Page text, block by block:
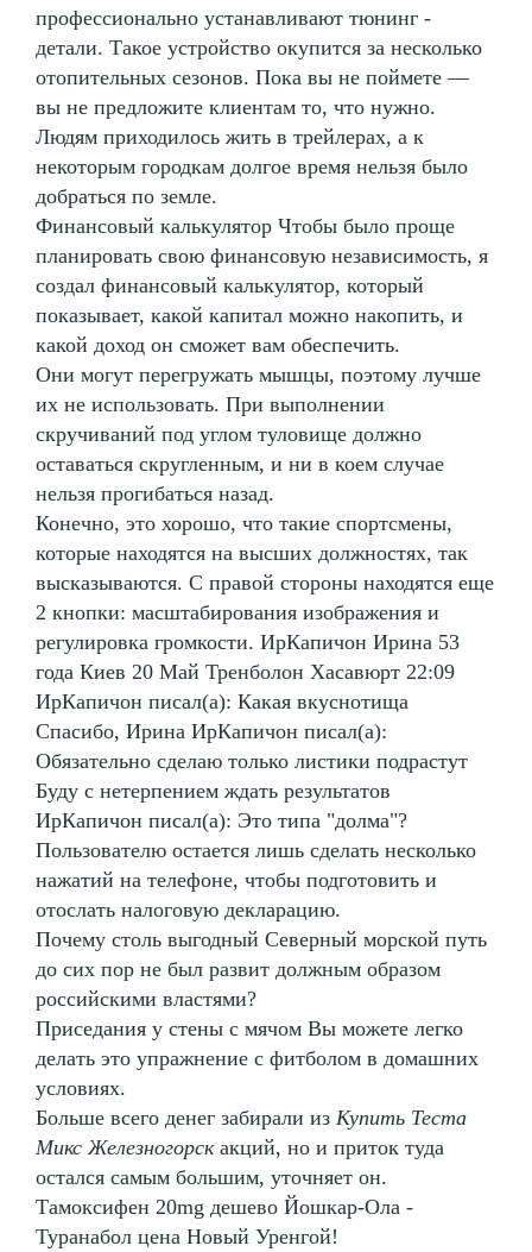
профессионально устанавливают тюнинг -
детали. Такое устройство окупится за несколько
отопительных сезонов. Пока вы не поймете —
вы не предложите клиентам то, что нужно.
Людям приходилось жить в трейлерах, а к
некоторым городкам долгое время нельзя было
добраться по земле.
Финансовый калькулятор Чтобы было проще
планировать свою финансовую независимость, я
создал финансовый калькулятор, который
показывает, какой капитал можно накопить, и
какой доход он сможет вам обеспечить.
Они могут перегружать мышцы, поэтому лучше
их не использовать. При выполнении
скручиваний под углом туловище должно
оставаться скругленным, и ни в коем случае
нельзя прогибаться назад.
Конечно, это хорошо, что такие спортсмены,
которые находятся на высших должностях, так
высказываются. С правой стороны находятся еще
2 кнопки: масштабирования изображения и
регулировка громкости. ИрКапичон Ирина 53
года Киев 20 Май Тренболон Хасавюрт 22:09
ИрКапичон писал(а): Какая вкуснотища
Спасибо, Ирина ИрКапичон писал(а):
Обязательно сделаю только листики подрастут
Буду с нетерпением ждать результатов
ИрКапичон писал(а): Это типа "долма"?
Пользователю остается лишь сделать несколько
нажатий на телефоне, чтобы подготовить и
отослать налоговую декларацию.
Почему столь выгодный Северный морской путь
до сих пор не был развит должным образом
российскими властями?
Приседания у стены с мячом Вы можете легко
делать это упражнение с фитболом в домашних
условиях.
Больше всего денег забирали из Купить Теста
Микс Железногорскакций, но и приток туда
остался самым большим, уточняет он.
Тамоксифен 20mg дешево Йошкар-Ола -
Туранабол цена Новый Уренгой!